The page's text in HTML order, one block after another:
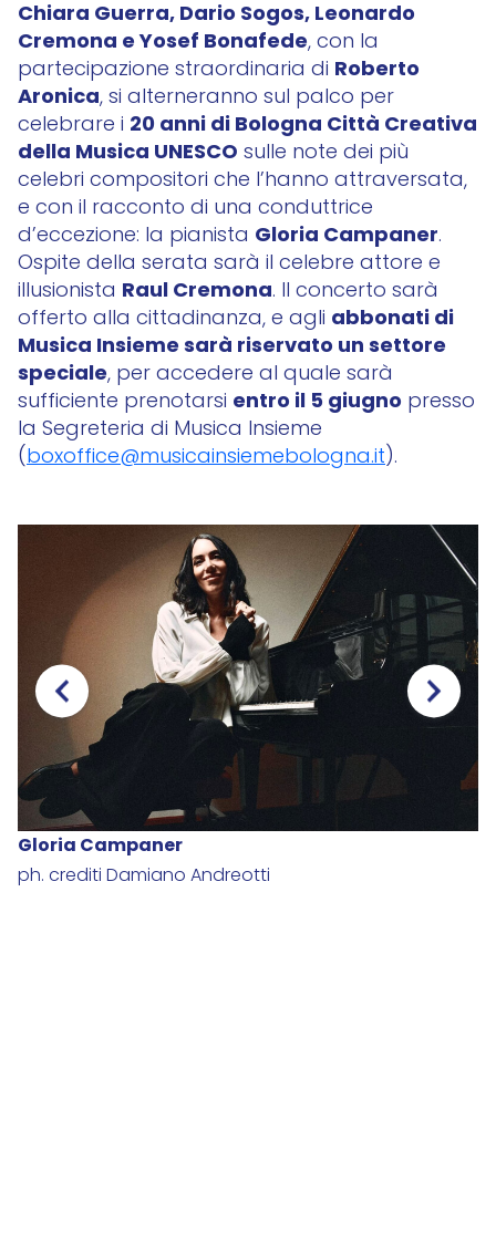
Chiara Guerra, Dario Sogos, Leonardo
Cremona e Yosef Bonafede, con la
partecipazione straordinaria di Roberto
Aronica, si alterneranno sul palco per
celebrare i 20 anni di Bologna Città Creativa
della Musica UNESCO sulle note dei più
celebri compositori che l’hanno attraversata,
e con il racconto di una conduttrice
d’eccezione: la pianista Gloria Campaner.
Ospite della serata sarà il celebre attore e
illusionista Raul Cremona. Il concerto sarà
offerto alla cittadinanza, e agli abbonati di
Musica Insieme sarà riservato un settore
speciale, per accedere al quale sarà
sufficiente prenotarsi entro il 5 giugno presso
la Segreteria di Musica Insieme
(boxoffice@musicainsiemebologna.it).
Gloria Campaner
ph. crediti Damiano Andreotti